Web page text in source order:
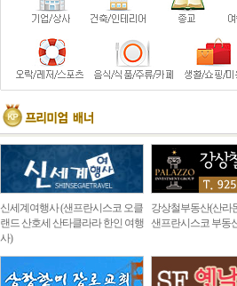
신세계여행사 (샌프란시스코 오클
랜드 산호세 산타클라라 한인 여행
사)
강상철부동산(산라
샌프란시스코 부동